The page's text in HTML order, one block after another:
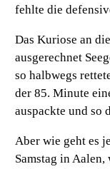
fehlte die
Das Kuriose an
ausgerechnet
so halbwegs
der 85. Minute
auspackte und so
Aber wie geht es
Samstag in